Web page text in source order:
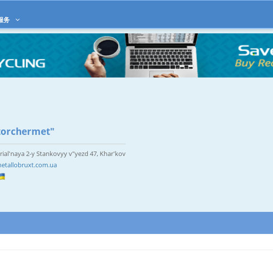
务
2-y Stankovyy v"yezd 47, Khar'kov